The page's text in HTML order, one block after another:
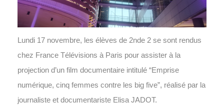
Lundi 17 novembre, les élèves de 2nde 2 se sont rendus
chez France Télévisions à Paris pour assister à la
projection d’un film documentaire intitulé “Emprise
numérique, cinq femmes contre les big five”, réalisé par la
journaliste et documentariste Elisa JADOT.